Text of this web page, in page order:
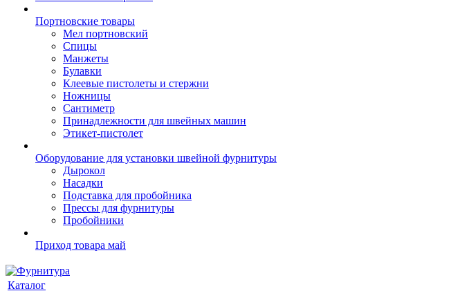
Портновские товары
Мел портновский
Спицы
Манжеты
Булавки
Клеевые пистолеты и стержни
Ножницы
Сантиметр
Принадлежности для швейных машин
Этикет-пистолет
Оборудование для установки швейной фурнитуры
Дырокол
Насадки
Подставка для пробойника
Прессы для фурнитуры
Пробойники
Приход товара май
Каталог